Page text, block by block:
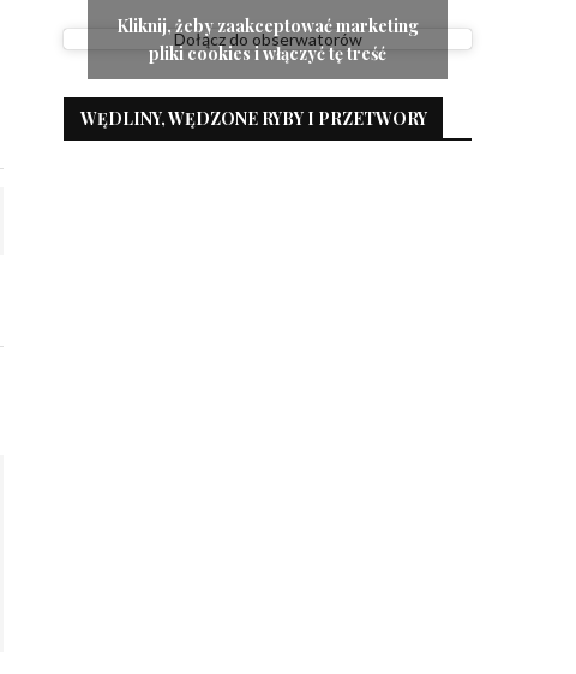
Dołącz do obserwatorów
Kliknij, żeby zaakceptować marketing
pliki cookies i włączyć tę treść
WĘDLINY, WĘDZONE RYBY I PRZETWORY